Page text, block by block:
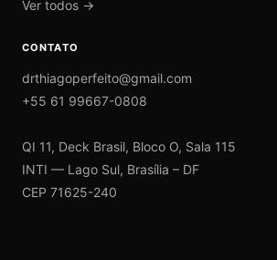
Ver todos →
CONTATO
drthiagoperfeito@gmail.com
+55 61 99667-0808
QI 11, Deck Brasil, Bloco O, Sala 115
INTI — Lago Sul, Brasília – DF
CEP 71625-240